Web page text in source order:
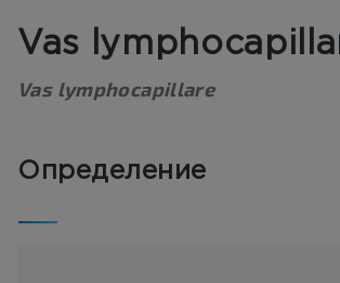
Vas
Vas lymphocapillare
Определение